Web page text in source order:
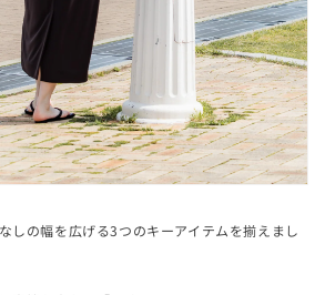
しの幅を広げる3つのキーアイテムを揃えまし